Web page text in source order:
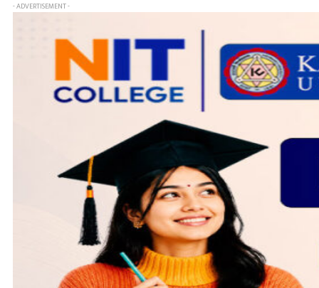
- ADVERTISEMENT -